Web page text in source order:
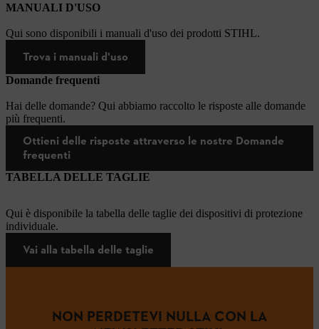
MANUALI D'USO
Qui sono disponibili i manuali d'uso dei prodotti STIHL.
Trova i manuali d'uso
Domande frequenti
Hai delle domande? Qui abbiamo raccolto le risposte alle domande
più frequenti.
Ottieni delle risposte attraverso le nostre Domande
frequenti
TABELLA DELLE TAGLIE
Qui è disponibile la tabella delle taglie dei dispositivi di protezione
individuale.
Vai alla tabella delle taglie
NON PERDETEVI NULLA CON LA